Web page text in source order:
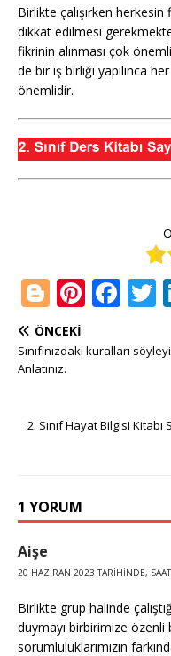
Birlikte çalışırken
dikkat edilmesi
fikrinin alınması çok
de bir iş birliği yapılınca
önemlidir.
Bl
o
g
g
r
Pi
te
st
F
c
o
ÖNCEKI
Sınıfınızdaki kuralları
Anlatınız.
2. Sınıf Hayat Bilgisi
1 YORUM
Aişe
20 HAZIRAN 2023 TARIHINDE,
Birlikte grup halinde
duymayı birbirimize özenli
sorumluluklarımızın